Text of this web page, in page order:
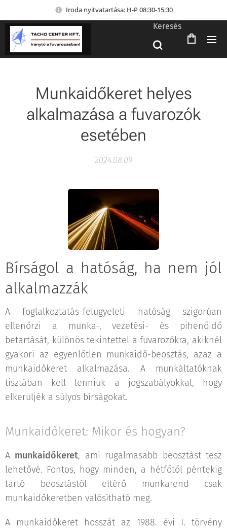
Iroda nyitvatartása: H-P 08:30-15:30
Keresés
Munkaidőkeret helyes
alkalmazása a fuvarozók
esetében
2024.08.09
Bírságol a hatóság, ha nem jól
alkalmazzák
A foglalkoztatás-felügyeleti hatóság szigorúan
ellenőrzi a munka-, vezetési- és pihenőidő
betartását, különös tekintettel a fuvarozókra, akiknél
gyakori az egyenlőtlen munkaidő-beosztás, azaz a
munkaidőkeret alkalmazása. A munkáltatóknak
tisztában kell lenniük a jogszabályokkal, hogy
elkerüljék a súlyos bírságokat.
Munkaidőkeret: Mikor és hogyan?
A munkaidőkeret, ami rugalmasabb beosztást tesz
lehetővé. Fontos, hogy minden, a hétfőtől péntekig
tartó beosztástól eltérő munkarend csak
munkaidőkeretben valósítható meg.
A munkaidőkeret hosszát az 1988. évi I. törvény